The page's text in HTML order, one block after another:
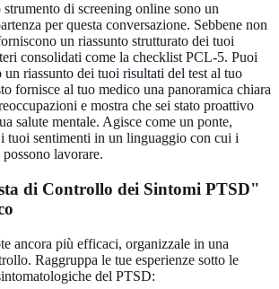
di screening online sono un
per questa conversazione. Sebbene non
un riassunto strutturato dei tuoi
consolidati come la checklist PCL-5. Puoi
un riassunto dei tuoi risultati del test al tuo
fornisce al tuo medico una panoramica chiara
e mostra che sei stato proattivo
salute mentale. Agisce come un ponte,
tuoi sentimenti in un linguaggio con cui i
lavorare.
di Controllo dei Sintomi PTSD"
ancora più efficaci, organizzale in una
Raggruppa le tue esperienze sotto le
del PTSD: